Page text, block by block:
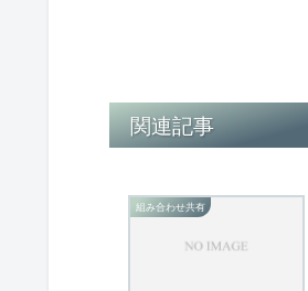
関連記事
組み合わせ共有